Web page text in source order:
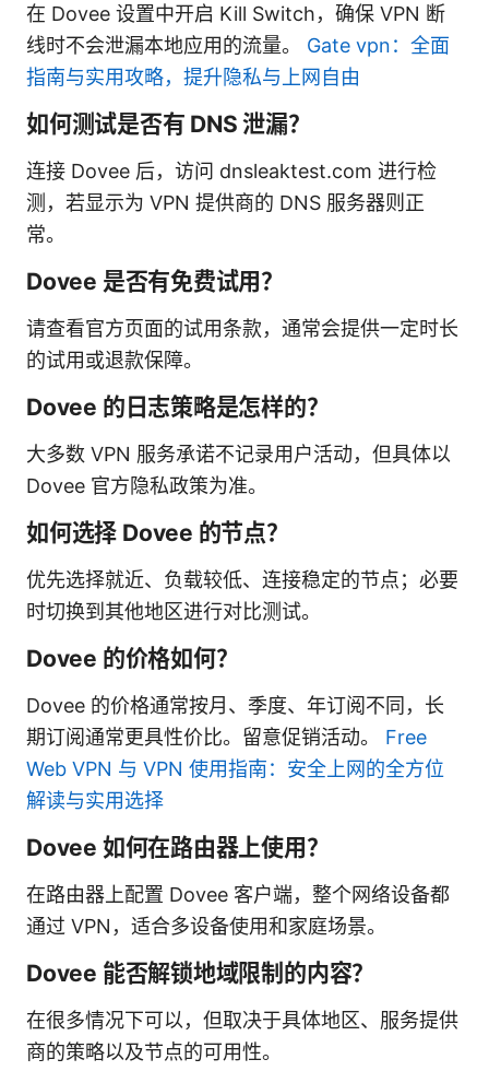
在 Dovee 设置中开启 Kill Switch，确保 VPN 断
线时不会泄漏本地应用的流量。 Gate vpn：全面
指南与实用攻略，提升隐私与上网自由
如何测试是否有 DNS 泄漏？
连接 Dovee 后，访问 dnsleaktest.com 进行检
测，若显示为 VPN 提供商的 DNS 服务器则正
常。
Dovee 是否有免费试用？
请查看官方页面的试用条款，通常会提供一定时长
的试用或退款保障。
Dovee 的日志策略是怎样的？
大多数 VPN 服务承诺不记录用户活动，但具体以
Dovee 官方隐私政策为准。
如何选择 Dovee 的节点？
优先选择就近、负载较低、连接稳定的节点；必要
时切换到其他地区进行对比测试。
Dovee 的价格如何？
Dovee 的价格通常按月、季度、年订阅不同，长
期订阅通常更具性价比。留意促销活动。 Free
Web VPN 与 VPN 使用指南：安全上网的全方位
解读与实用选择
Dovee 如何在路由器上使用？
在路由器上配置 Dovee 客户端，整个网络设备都
通过 VPN，适合多设备使用和家庭场景。
Dovee 能否解锁地域限制的内容？
在很多情况下可以，但取决于具体地区、服务提供
商的策略以及节点的可用性。